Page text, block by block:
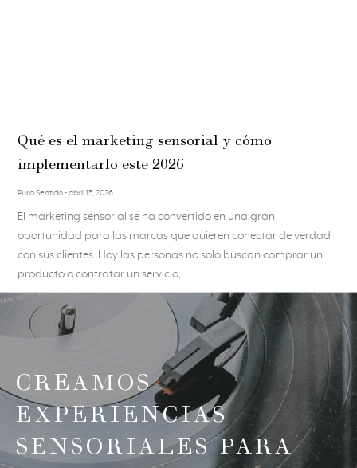
Qué es el marketing sensorial y cómo
implementarlo este 2026
Puro Sentido abril 15, 2026
El marketing sensorial se ha convertido en una gran
oportunidad para las marcas que quieren conectar de verdad
con sus clientes. Hoy las personas no solo buscan comprar un
producto o contratar un servicio,
CREAMOS
EXPERIENCIAS
SENSORIALES PARA